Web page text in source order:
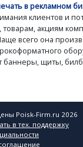
в рекламном
клиентов и
товарам, акциям
всего она
баннеры, щиты,
Poisk-Firm.ru 2026
в тех. поддержку